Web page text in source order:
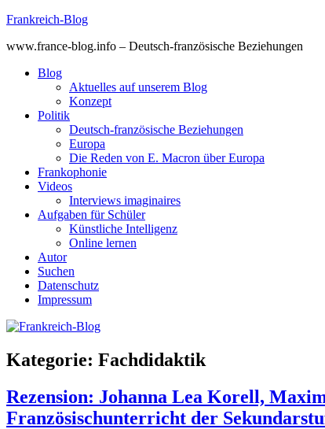
Skip
content
Frankreich-Blog
www.france-blog.info – Deutsch-französische Beziehungen
Blog
Aktuelles auf unserem Blog
Konzept
Politik
Deutsch-französische Beziehungen
Europa
Die Reden von E. Macron über Europa
Frankophonie
Videos
Interviews imaginaires
Aufgaben für Schüler
Künstliche Intelligenz
Online lernen
Autor
Suchen
Datenschutz
Impressum
Kategorie: Fachdidaktik
Rezension: Johanna Lea Korell,
Französischunterricht der